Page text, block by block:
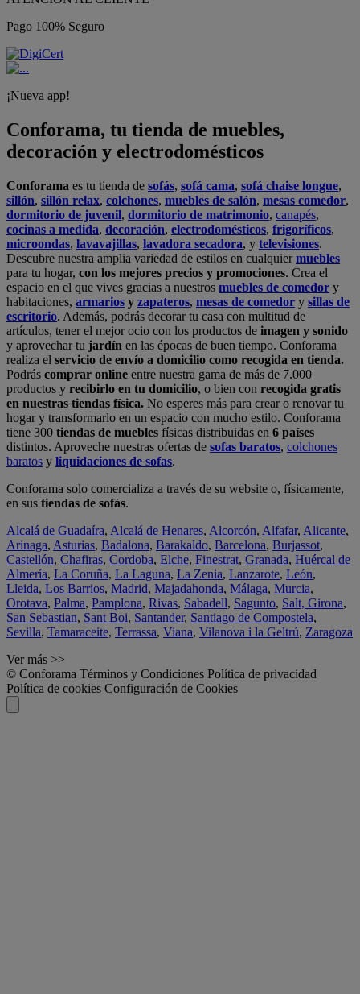
Pago 100% Seguro
¡Nueva app!
Conforama, tu tienda de muebles,
decoración y electrodomésticos
Conforama es tu tienda de sofás, sofá cama, sofá chaise longue,
sillón, sillón relax, colchones, muebles de salón, mesas comedor,
dormitorio de juvenil, dormitorio de matrimonio, canapés,
cocinas a medida, decoración, electrodomésticos, frigoríficos,
microondas, lavavajillas, lavadora secadora, y televisiones.
Descubre nuestra amplia variedad de estilos en cualquiermuebles
para tu hogar, con los mejores precios y promociones. Crea el
espacio en el que vives gracias a nuestros muebles de comedor y
habitaciones, armarios y zapateros, mesas de comedor y sillas de
escritorio. Además, podrás decorar tu casa con multitud de
artículos, tener el mejor ocio con los productos de imagen y sonido
y aprovechar tu jardín en las épocas de buen tiempo. Conforama
realiza el servicio de envío a domicilio como recogida en tienda.
Podrás comprar online entre nuestra gama de más de 7.000
productos y recibirlo en tu domicilio, o bien con recogida gratis
en nuestras tiendas física. No esperes más para crear o renovar tu
hogar y transformarlo en un espacio con mucho estilo. Conforama
tiene 300 tiendas de muebles físicas distribuidas en 6 países
distintos. Aproveche nuestras ofertas de sofas baratos, colchones
baratos y liquidaciones de sofas.
Conforama solo comercializa a través de su website o, físicamente,
en sus tiendas de sofás.
Alcalá de Guadaíra, Alcalá de Henares, Alcorcón, Alfafar, Alicante,
Arinaga, Asturias, Badalona, Barakaldo, Barcelona, Burjassot,
Castellón, Chafiras, Cordoba, Elche, Finestrat, Granada, Huércal de
Almería, La Coruña, La Laguna, La Zenia, Lanzarote, León,
Lleida, Los Barrios, Madrid, Majadahonda, Málaga, Murcia,
Orotava, Palma, Pamplona, Rivas, Sabadell, Sagunto, Salt, Girona,
San Sebastian, Sant Boi, Santander, Santiago de Compostela,
Sevilla, Tamaraceite, Terrassa, Viana, Vilanova i la Geltrú, Zaragoza
Ver más >>
© Conforama Términos y Condiciones Política de privacidad
Política de cookies Configuración de Cookies